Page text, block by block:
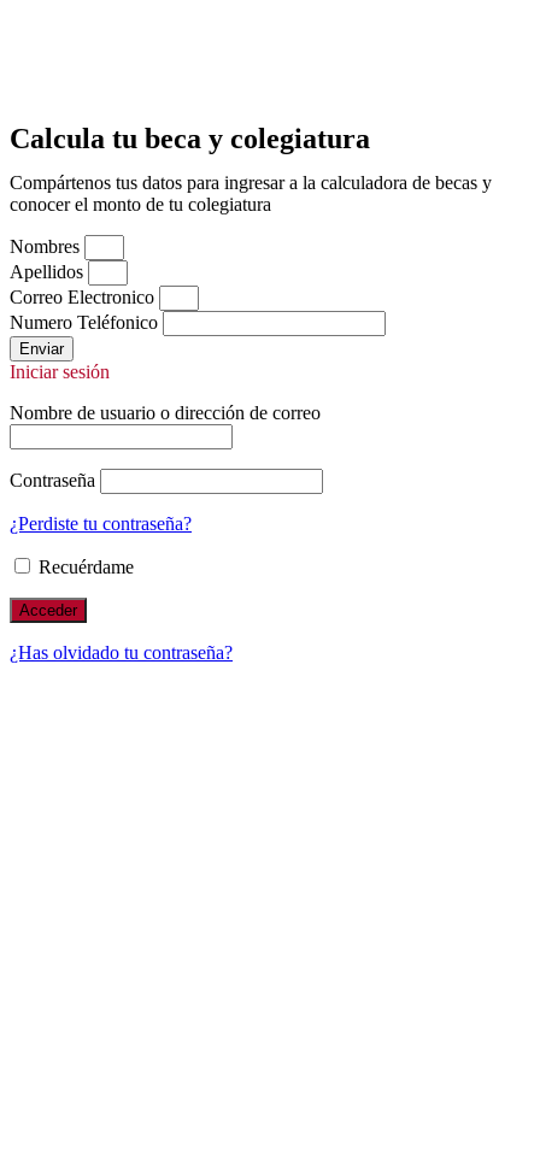
Calcula tu beca y colegiatura
Compártenos tus datos para ingresar a la calculadora de becas y
conocer el monto de tu colegiatura
Nombres
Apellidos
Correo Electronico
Numero Teléfonico
Enviar
Iniciar sesión
Nombre de usuario o dirección de correo
Contraseña
¿Perdiste tu contraseña?
Recuérdame
¿Has olvidado tu contraseña?